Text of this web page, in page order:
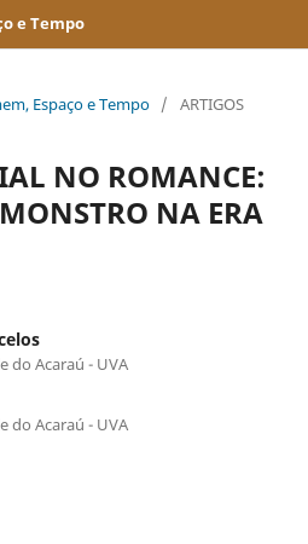
e Tempo
Espaço e Tempo / ARTIGOS
NO ROMANCE:
NA ERA
do Acaraú - UVA
do Acaraú - UVA